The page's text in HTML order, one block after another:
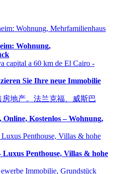
Wohnung,
Sie Ihre neue Immobilie
Kostenlos – Wohnung,
Penthouse, Villas & hohe